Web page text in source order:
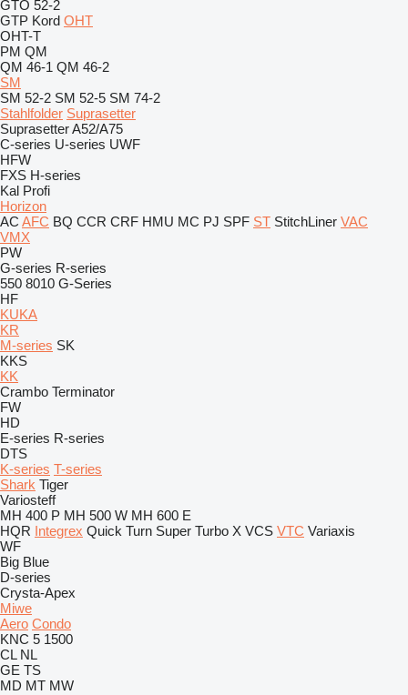
GTO 52-2
GTP Kord OHT
OHT-T
PM QM
QM 46-1 QM 46-2
SM
SM 52-2 SM 52-5 SM 74-2
Stahlfolder Suprasetter
Suprasetter A52/A75
C-series U-series UWF
HFW
FXS H-series
Kal Profi
Horizon
AC AFC BQ CCR CRF HMU MC PJ SPF ST StitchLiner VAC
VMX
PW
G-series R-series
550 8010 G-Series
HF
KUKA
KR
M-series SK
KKS
KK
Crambo Terminator
FW
HD
E-series R-series
DTS
K-series T-series
Shark Tiger
Variosteff
MH 400 P MH 500 W MH 600 E
HQR Integrex Quick Turn Super Turbo X VCS VTC Variaxis
WF
Big Blue
D-series
Crysta-Apex
Miwe
Aero Condo
KNC 5 1500
CL NL
GE TS
MD MT MW